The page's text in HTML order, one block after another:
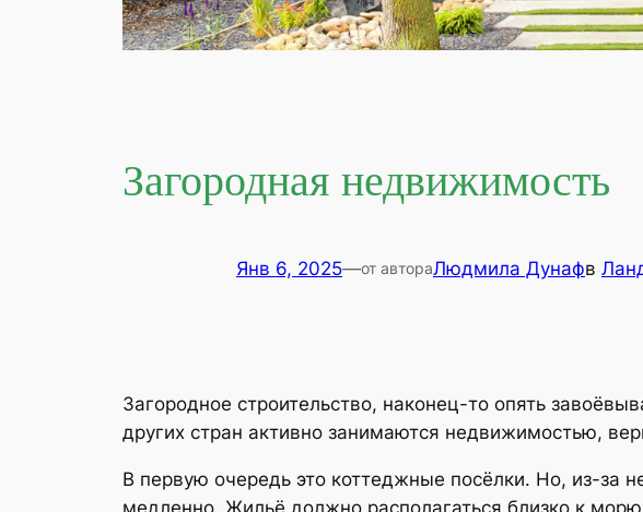
Загородная недвижимость
Янв 6, 2025—от автораЛюдмила Дунафв
Загородное строительство, наконец-то опять
других стран активно занимаются недвижимостью,
В первую очередь это коттеджные посёлки. Но, из-за
медленно. Жильё должно располагаться близко к